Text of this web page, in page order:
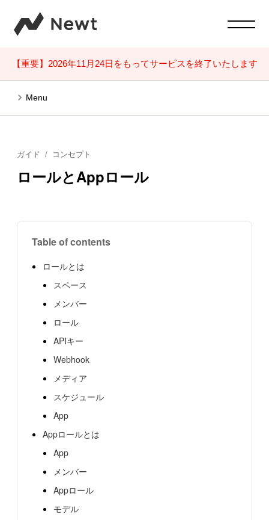
【重要】2026年11月24日をもってサービスを終了いたします
Menu
ガイド コンセプト
ロールとAppロール
Table of contents
ロールとは
スペース
メンバー
ロール
APIキー
Webhook
メディア
スケジュール
App
Appロールとは
App
メンバー
Appロール
モデル